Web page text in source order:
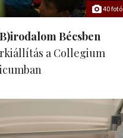
40 fotó
Bécsben
a Collegium